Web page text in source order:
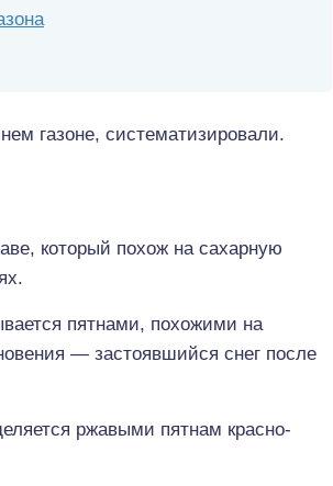
газоне, систематизировали.
который похож на сахарную
пятнами, похожими на
— застоявшийся снег после
ржавыми пятнам красно-